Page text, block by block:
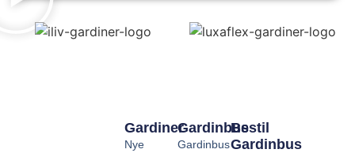
Gardinbus
Gardinbus
Gardiner
Nye
Bestil
Gardinbus